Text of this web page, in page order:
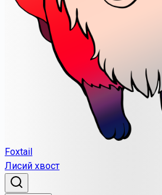
Foxtail
Лисий хвост